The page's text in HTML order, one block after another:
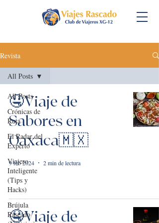
Revista
All Posts
Crónicas de
Ruta
El Radar del
Experto
Viajero
Inteligente
(Tips y
Hacks)
Brújula
Rascado
All Posts
🤤Viaje de
Sabores en
Oaxaca🇲🇽
9 feb 2024 2 min de lectura
🤤Viaje de